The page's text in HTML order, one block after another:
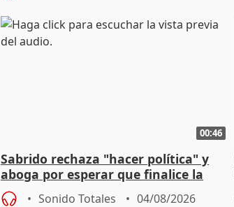
00:46
Sabrido rechaza "hacer política" y
aboga por esperar que finalice la
investigación del incendio
Sonido Totales 04/08/2026